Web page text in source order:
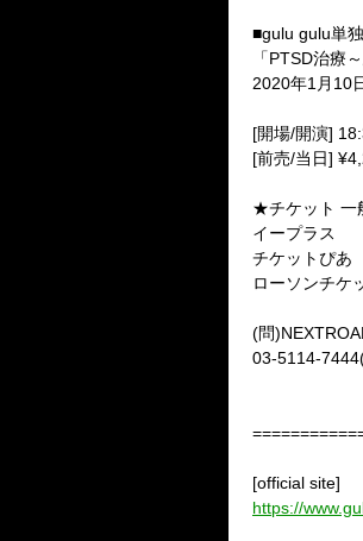
■gulu gulu単
「PTSD治療
2020年1 月 10
[開場/開演]
[前売/当日]
★チケット 一
イープラス
チケットぴ
ローソンチ
(問
03-5114-
[official site]
https://